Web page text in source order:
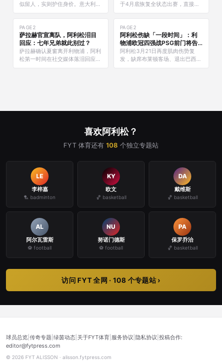
似留人，实则护住身价。意大利媒
体披露：尤文图斯已收到阿利松
「第一个点头」，三年合同谈判进
行中。
于4月底恢复全状态出赛，直接打
破斯洛特「赛季末回归」的说法。
谁更了解这具身体？
PAGE2
萨拉赫官宣离队，阿利松泪目
回应：七年兄弟就此别过？
萨拉赫确认夏窗离开利物浦，阿利
松第一时间在社交媒体落泪回应。
七年安菲尔德并肩作战，他们赢了
PAGE2
阿利松伤缺「一段时间」：利
物浦欧冠四强战PSG前门将告
急
阿利松3月21日再度肌肉伤势复
发，缺席布莱顿客场、退出巴西国
家队，欧冠四强对阵PSG首发存
喜欢阿利松？
FYT 体育还有 108 个独立专题站
LE
李梓嘉
🏸 badminton
KY
欧文
🏀 basketball
DA
戴维斯
🏀 basketball
AL
阿尔瓦雷斯
⚽ football
NU
努诺门德斯
⚽ football
PA
保罗乔治
🏀 basketball
访问 FYT 全网 · 108 个专题站 ›
球员总览 传奇专题 绿茵动态 关于FYT体育 服务协议 隐私协议 投稿合作:
editor@fytpress.com
© 2026 FYT ALISSON · alisson.fytpress.com